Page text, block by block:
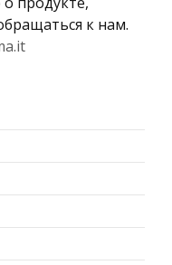
к нам.